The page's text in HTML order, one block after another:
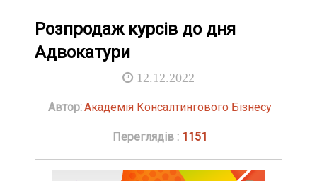
Розпродаж курсів до дня
Адвокатури
12.12.2022
Автор:Академія Консалтингового Бізнесу
Переглядів : 1151